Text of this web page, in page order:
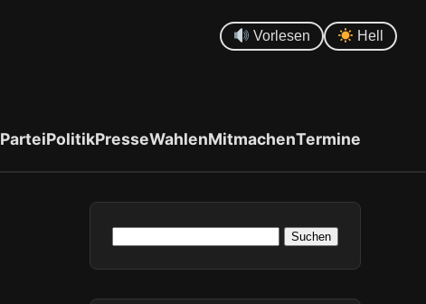
Vorlesen Hell
ParteiPolitikPresseWahlenMitmachenTermine